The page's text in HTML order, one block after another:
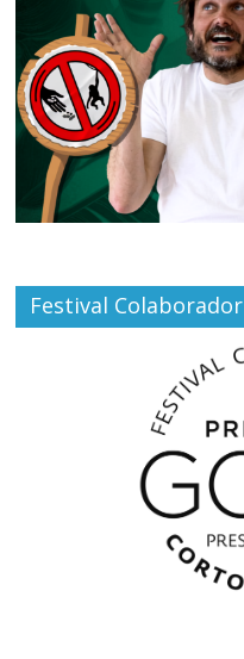
Festival Colaborador